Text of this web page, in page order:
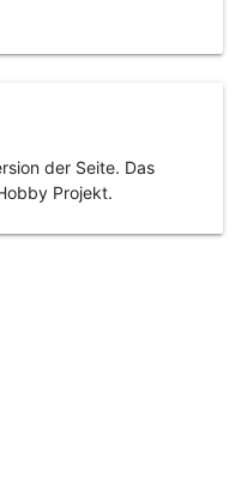
der Seite. Das
Projekt.